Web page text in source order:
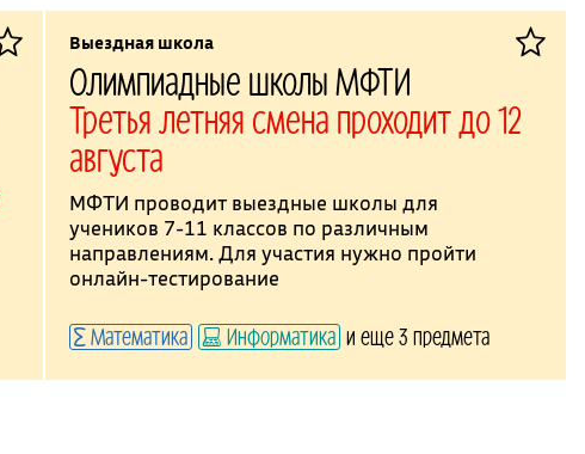
Выездная школа
Олимпиадные школы МФТИ
Третья летняя смена проходит до 12
августа
МФТИ проводит выездные школы для
учеников 7-11 классов по различным
направлениям. Для участия нужно пройти
онлайн-тестирование
Математика Информатика и еще 3 предмета